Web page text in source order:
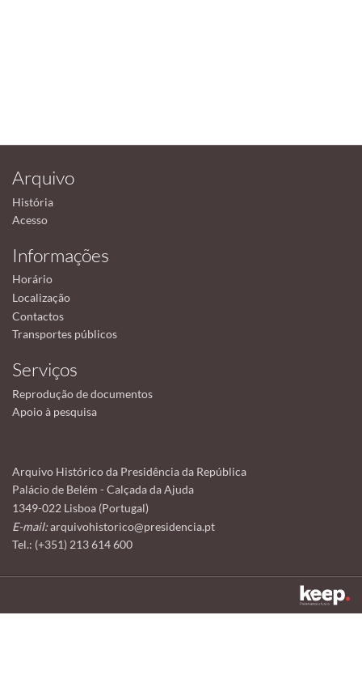
Arquivo
História
Acesso
Informações
Horário
Localização
Contactos
Transportes públicos
Serviços
Reprodução de documentos
Apoio à pesquisa
Arquivo Histórico da Presidência da República
Palácio de Belém - Calçada da Ajuda
1349-022 Lisboa (Portugal)
E-mail:arquivohistorico@presidencia.pt
Tel.: (+351) 213 614 600